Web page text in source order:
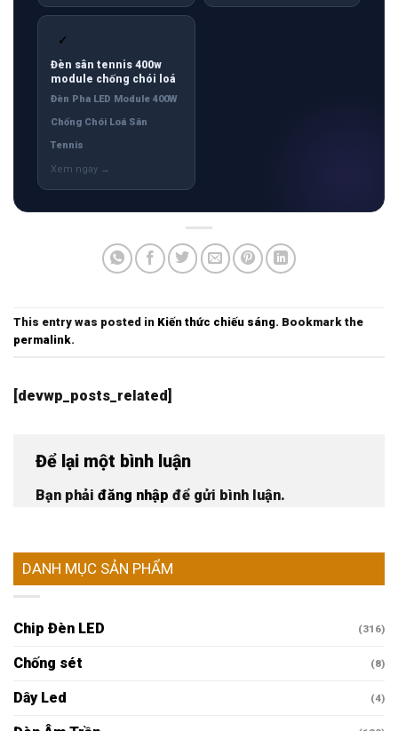
✓
Đèn sân tennis 400w
module chống chói loá
Đèn Pha LED Module 400W
Chống Chói Loá Sân
Tennis
This entry was posted in Kiến thức chiếu sáng. Bookmark the
permalink.
[devwp_posts_related]
Để lại một bình luận
Bạn phải đăng nhập để gửi bình luận.
DANH MỤC SẢN PHẨM
Chip Đèn LED (316)
Chống sét (8)
Dây Led (4)